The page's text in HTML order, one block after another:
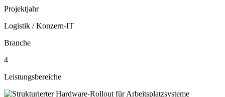
Projektjahr
Logistik / Konzern-IT
Branche
4
Leistungsbereiche